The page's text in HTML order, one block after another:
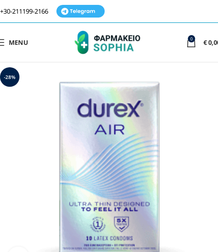
+30-211199-2166
MENU 0 €
-28%